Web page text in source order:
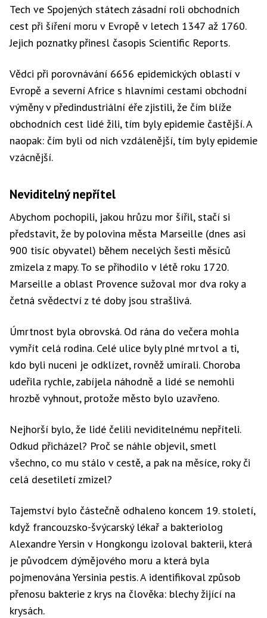
Tech ve Spojených státech zásadní roli obchodních
cest při šíření moru v Evropě v letech 1347 až 1760.
Jejich poznatky přinesl časopis Scientific Reports.
Vědci při porovnávání 6656 epidemických oblastí v
Evropě a severní Africe s hlavními cestami obchodní
výměny v předindustriální éře zjistili, že čím blíže
obchodních cest lidé žili, tím byly epidemie častější. A
naopak: čím byli od nich vzdálenější, tím byly epidemie
vzácnější.
Neviditelný nepřítel
Abychom pochopili, jakou hrůzu mor šířil, stačí si
představit, že by polovina města Marseille (dnes asi
900 tisíc obyvatel) během necelých šesti měsíců
zmizela z mapy. To se přihodilo v létě roku 1720.
Marseille a oblast Provence sužoval mor dva roky a
četná svědectví z té doby jsou strašlivá.
Úmrtnost byla obrovská. Od rána do večera mohla
vymřít celá rodina. Celé ulice byly plné mrtvol a ti,
kdo byli nuceni je odklízet, rovněž umírali. Choroba
udeřila rychle, zabíjela náhodně a lidé se nemohli
hrozbě vyhnout, protože město bylo uzavřeno.
Nejhorší bylo, že lidé čelili neviditelnému nepříteli.
Odkud přicházel? Proč se náhle objevil, smetl
všechno, co mu stálo v cestě, a pak na měsíce, roky či
celá desetiletí zmizel?
Tajemství bylo částečně odhaleno koncem 19. století,
když francouzsko-švýcarský lékař a bakteriolog
Alexandre Yersin v Hongkongu izoloval bakterii, která
je původcem dýmějového moru a která byla
pojmenována Yersinia pestis. A identifikoval způsob
přenosu bakterie z krys na člověka: blechy žijící na
krysách.